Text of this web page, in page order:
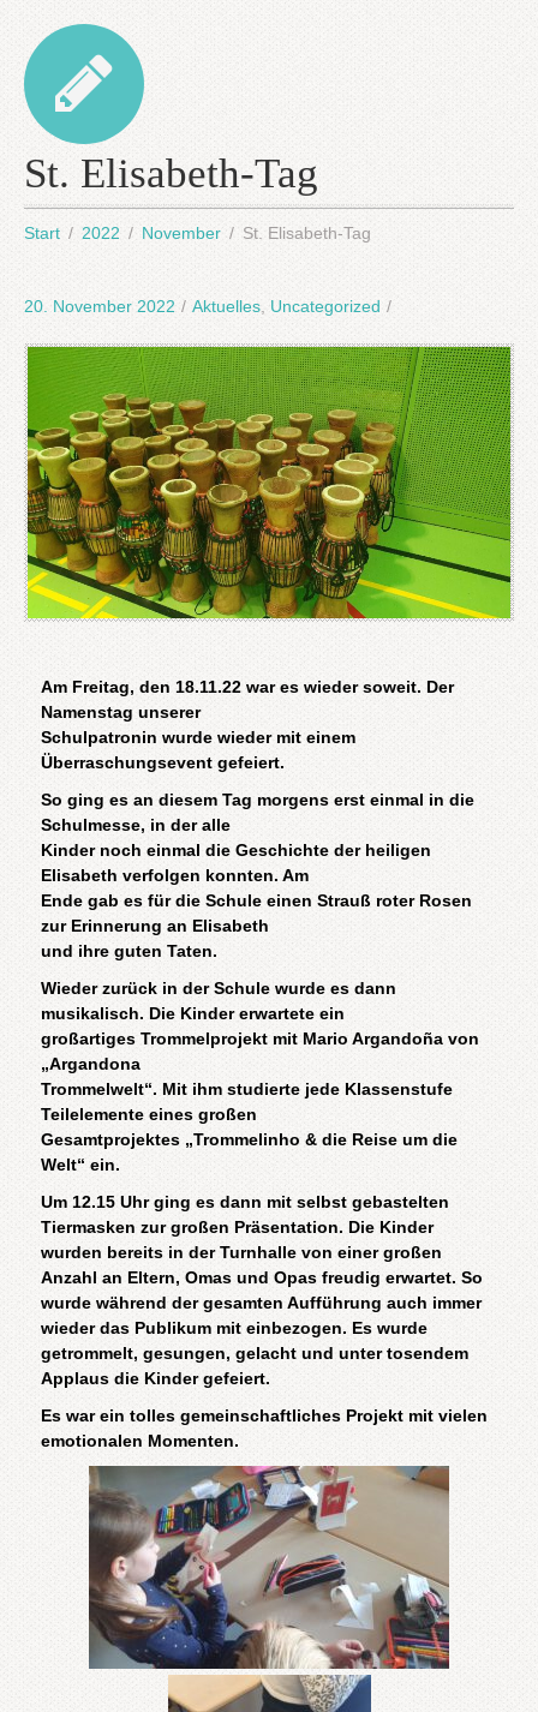
St. Elisabeth-Tag
Start 2022 November St. Elisabeth-Tag
20. November 2022 / Aktuelles Uncategorized /
Am Freitag, den 18.11.22 war es wieder soweit. Der
Namenstag unserer
Schulpatronin wurde wieder mit einem
Überraschungsevent gefeiert.
So ging es an diesem Tag morgens erst einmal in die
Schulmesse, in der alle
Kinder noch einmal die Geschichte der heiligen
Elisabeth verfolgen konnten. Am
Ende gab es für die Schule einen Strauß roter Rosen
zur Erinnerung an Elisabeth
und ihre guten Taten.
Wieder zurück in der Schule wurde es dann
musikalisch. Die Kinder erwartete ein
großartiges Trommelprojekt mit Mario Argandoña von
„Argandona
Trommelwelt“. Mit ihm studierte jede Klassenstufe
Teilelemente eines großen
Gesamtprojektes „Trommelinho & die Reise um die
Welt“ ein.
Um 12.15 Uhr ging es dann mit selbst gebastelten
Tiermasken zur großen Präsentation. Die Kinder
wurden bereits in der Turnhalle von einer großen
Anzahl an Eltern, Omas und Opas freudig erwartet. So
wurde während der gesamten Aufführung auch immer
wieder das Publikum mit einbezogen. Es wurde
getrommelt, gesungen, gelacht und unter tosendem
Applaus die Kinder gefeiert.
Es war ein tolles gemeinschaftliches Projekt mit vielen
emotionalen Momenten.